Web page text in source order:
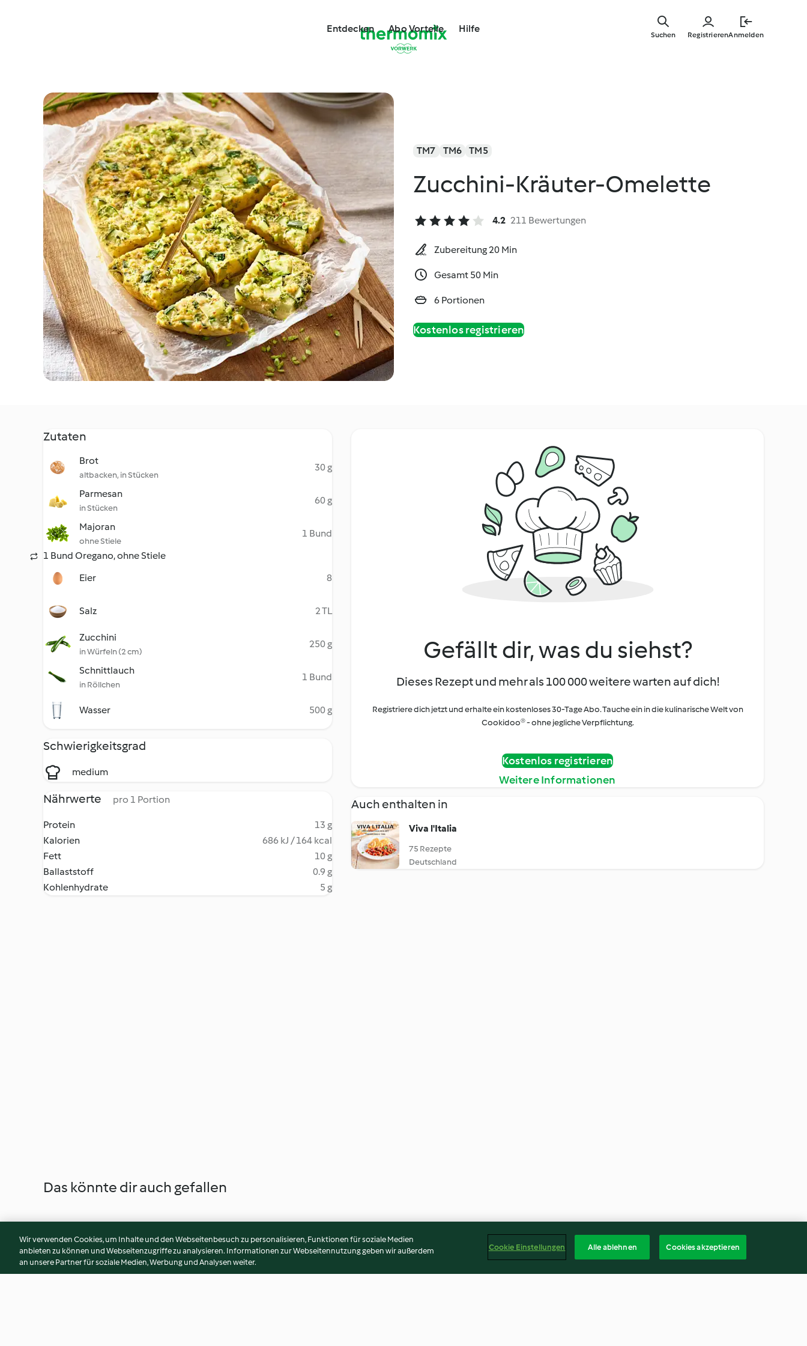
springen
Entdecken Abo Vorteile Hilfe
RegistrierenAnmelden
Suchen
TM7 TM6 TM5
Zucchini-Kräuter-Omelette
4.2 211 Bewertungen
Zubereitung 20 Min
Gesamt 50 Min
6 Portionen
Kostenlos registrieren
Zutaten
Brot
altbacken, in Stücken
30 g
Parmesan
in Stücken
60 g
Majoran
ohne Stiele
1 Bund
1 Bund Oregano, ohne Stiele
Eier
8
Salz 2 TL
Zucchini
in Würfeln (2 cm)
250 g
Schnittlauch
in Röllchen
1 Bund
Wasser 500 g
Schwierigkeitsgrad
medium
Nährwerte pro 1 Portion
Protein
13 g
Kalorien
686 kJ / 164 kcal
Fett
10 g
Ballaststoff
0.9 g
Kohlenhydrate
5 g
Gefällt dir, was du siehst?
Dieses Rezept und mehr als 100 000 weitere warten auf dich!
Registriere dich jetzt und erhalte ein kostenloses 30-Tage Abo. Tauche ein in die kulinarische Welt von
Cookidoo® - ohne jegliche Verpflichtung.
Kostenlos registrieren
Weitere Informationen
Auch enthalten in
Viva l'Italia
75 Rezepte
Deutschland
Das könnte dir auch gefallen
Wir verwenden Cookies, um Inhalte und den Webseitenbesuch zu personalisieren, Funktionen für soziale Medien
anbieten zu können und Webseitenzugriffe zu analysieren. Informationen zur Webseitennutzung geben wir außerdem
an unsere Partner für soziale Medien, Werbung und Analysen weiter.
Cookie Einstellungen Alle ablehnen Cookies akzeptieren